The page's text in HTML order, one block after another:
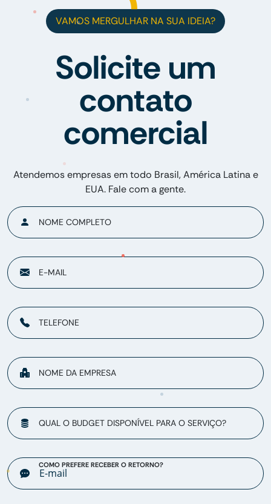
VAMOS MERGULHAR NA SUA IDEIA?
Solicite um
contato
comercial
Atendemos empresas em todo Brasil, América Latina e
EUA. Fale com a gente.
NOME COMPLETO
E-MAIL
TELEFONE
NOME DA EMPRESA
QUAL O BUDGET DISPONÍVEL PARA O SERVIÇO?
COMO PREFERE RECEBER O RETORNO?